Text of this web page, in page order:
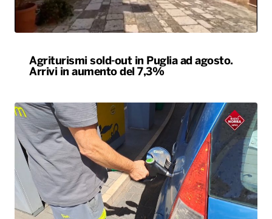
Agriturismi sold-out in Puglia ad agosto.
Arrivi in aumento del 7,3%